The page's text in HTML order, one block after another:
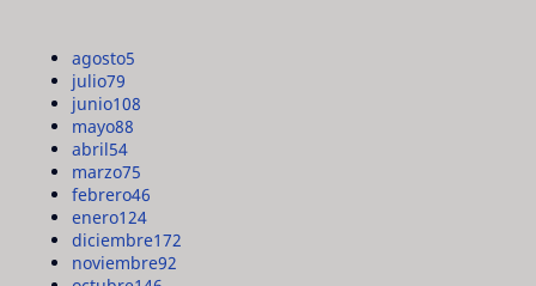
agosto5
julio79
junio108
mayo88
abril54
marzo75
febrero46
enero124
diciembre172
noviembre92